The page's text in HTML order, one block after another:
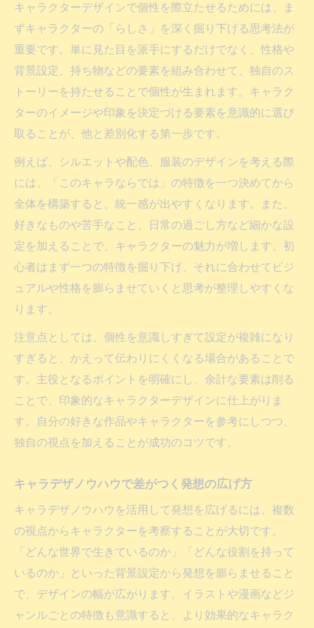
キャラデザノウハウで独自性を高める実践
ポイント
キャラクターデザインにおける独自性の出
し方
キャラデザのテンプレ脱却と個性表現のコ
法
キャラデザの決まらない悩みへの対処法
キャラデザ初心者が押さえるべき基本要素
キャラクターデザイン基礎の考え方と重要
ポイント
キャラクターデザイン初心者が陥りやすい
失敗例
キャラデザやり方の基礎をわかりやすく解
説
キャラデザのアイデアが広がる要素と工夫
ア実例
キャラデザアイデアを生む発想と工夫のコ
ツ
キャラデザノウハウで工夫するアイデア展
開法
キャラクターデザインのイメージ膨らませ
方
キャラクターデザインで個性を際立たせるためには、ま
ずキャラクターの「らしさ」を深く掘り下げる思考法が
重要です。単に見た目を派手にするだけでなく、性格や
背景設定、持ち物などの要素を組み合わせて、独自のス
トーリーを持たせることで個性が生まれます。キャラク
ターのイメージや印象を決定づける要素を意識的に選び
取ることが、他と差別化する第一歩です。
例えば、シルエットや配色、服装のデザインを考える際
には、「このキャラならでは」の特徴を一つ決めてから
全体を構築すると、統一感が出やすくなります。また、
好きなものや苦手なこと、日常の過ごし方など細かな設
定を加えることで、キャラクターの魅力が増します。初
心者はまず一つの特徴を掘り下げ、それに合わせてビジ
ュアルや性格を膨らませていくと思考が整理しやすくな
ります。
注意点としては、個性を意識しすぎて設定が複雑になり
すぎると、かえって伝わりにくくなる場合があることで
す。主役となるポイントを明確にし、余計な要素は削る
ことで、印象的なキャラクターデザインに仕上がりま
す。自分の好きな作品やキャラクターを参考にしつつ、
独自の視点を加えることが成功のコツです。
キャラデザノウハウで差がつく発想の広げ方
キャラデザノウハウを活用して発想を広げるには、複数
の視点からキャラクターを考察することが大切です。
「どんな世界で生きているのか」「どんな役割を持って
いるのか」といった背景設定から発想を膨らませること
で、デザインの幅が広がります。イラストや漫画などジ
ャンルごとの特徴も意識すると、より効果的なキャラク